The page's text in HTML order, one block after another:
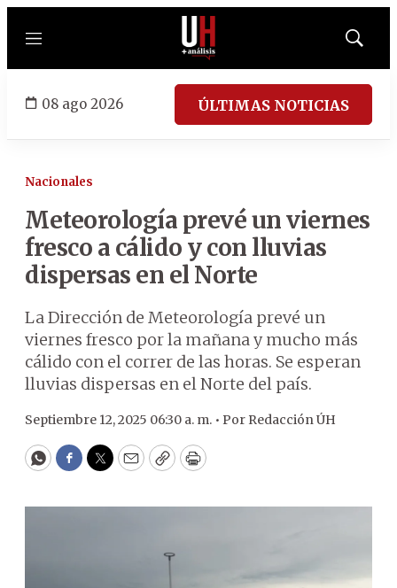
Menú
Mostrar
08 ago 2026 ÚLTIMAS NOTICIAS
Nacionales
Meteorología prevé un viernes
fresco a cálido y con lluvias
dispersas en el Norte
La Dirección de Meteorología prevé un
viernes fresco por la mañana y mucho más
cálido con el correr de las horas. Se esperan
lluvias dispersas en el Norte del país.
Septiembre 12, 2025 06:30 a. m. • Por Redacción ÚH
WhatsApp
Facebook
Twitter
EmailCopyPrint